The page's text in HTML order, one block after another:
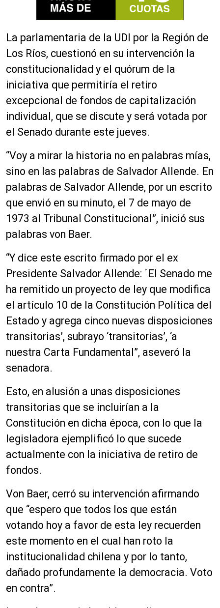
La parlamentaria de la UDI por la Región de
Los Ríos, cuestionó en su intervención la
constitucionalidad y el quórum de la
iniciativa que permitiría el retiro
excepcional de fondos de capitalización
individual, que se discute y será votada por
el Senado durante este jueves.
“Voy a mirar la historia no en palabras mías,
sino en las palabras de Salvador Allende. En
palabras de Salvador Allende, por un escrito
que envió en su minuto, el 7 de mayo de
1973 al Tribunal Constitucional”, inició sus
palabras von Baer.
“Y dice este escrito firmado por el ex
Presidente Salvador Allende: ´El Senado me
ha remitido un proyecto de ley que modifica
el artículo 10 de la Constitución Política del
Estado y agrega cinco nuevas disposiciones
transitorias’, subrayo ‘transitorias’, ‘a
nuestra Carta Fundamental”, aseveró la
senadora.
Esto, en alusión a unas disposiciones
transitorias que se incluirían a la
Constitución en dicha época, con lo que la
legisladora ejemplificó lo que sucede
actualmente con la iniciativa de retiro de
fondos.
Von Baer, cerró su intervención afirmando
que “espero que todos los que están
votando hoy a favor de esta ley recuerden
este momento en el cual han roto la
institucionalidad chilena y por lo tanto,
dañado profundamente la democracia. Voto
en contra”.